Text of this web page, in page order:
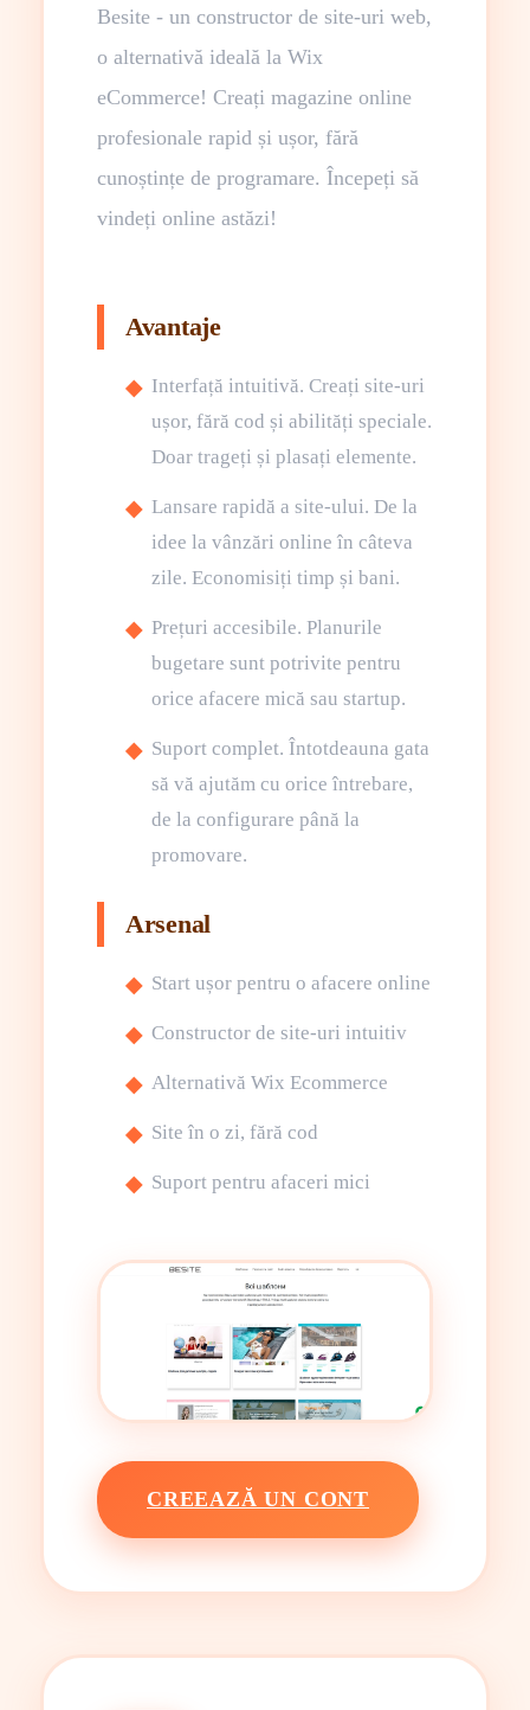
Besite - un constructor de site-uri web,
o alternativă ideală la Wix
eCommerce! Creați magazine online
profesionale rapid și ușor, fără
cunoștințe de programare. Începeți să
vindeți online astăzi!
Avantaje
Interfață intuitivă. Creați site-uri
ușor, fără cod și abilități speciale.
Doar trageți și plasați elemente.
Lansare rapidă a site-ului. De la
idee la vânzări online în câteva
zile. Economisiți timp și bani.
Prețuri accesibile. Planurile
bugetare sunt potrivite pentru
orice afacere mică sau startup.
Suport complet. Întotdeauna gata
să vă ajutăm cu orice întrebare,
de la configurare până la
promovare.
Arsenal
Start ușor pentru o afacere online
Constructor de site-uri intuitiv
Alternativă Wix Ecommerce
Site în o zi, fără cod
Suport pentru afaceri mici
CREEAZĂ UN CONT